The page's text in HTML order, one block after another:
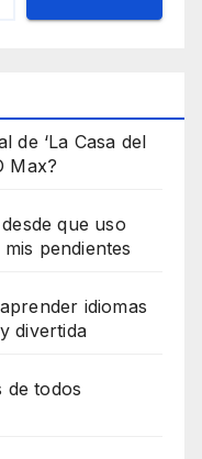
de ‘La Casa del
Max?
que uso
pendientes
idiomas
divertida
de todos